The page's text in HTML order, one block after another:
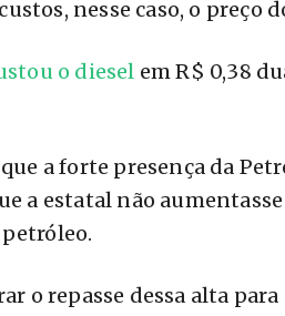
nesse caso, o preço
o diesel em R$ 0,38
a forte presença da
a estatal não
o repasse dessa alta